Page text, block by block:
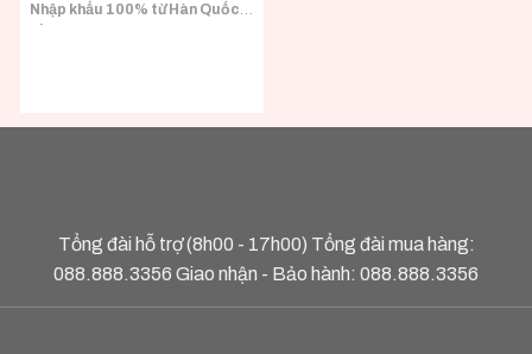
Nhập khẩu 100% từ Hàn Quốc
Tổng đài hỗ trợ (8h00 - 17h00) Tổng đài mua hàng:
088.888.3356 Giao nhận - Bảo hành: 088.888.3356